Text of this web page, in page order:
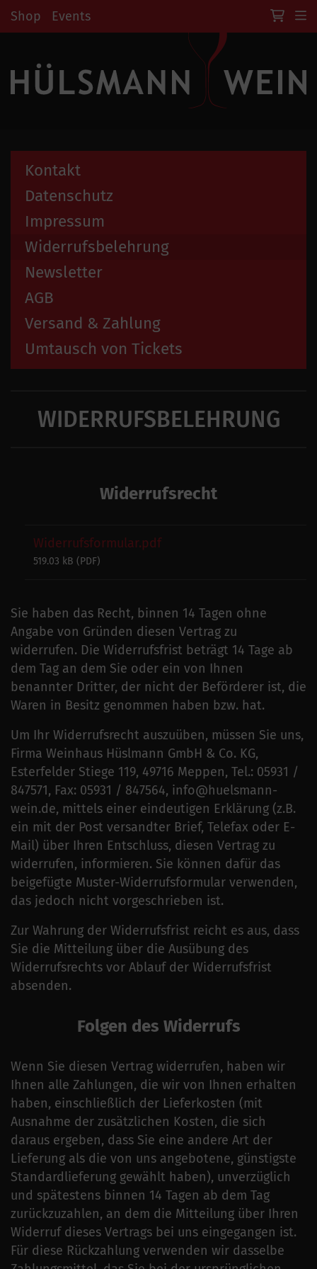
Shop Events
Kontakt
Datenschutz
Impressum
Widerrufsbelehrung
Newsletter
AGB
Versand & Zahlung
Umtausch von Tickets
WIDERRUFSBELEHRUNG
Widerrufsrecht
Widerrufsformular.pdf
519.03 kB (PDF)
Sie haben das Recht, binnen 14 Tagen ohne
Angabe von Gründen diesen Vertrag zu
widerrufen. Die Widerrufsfrist beträgt 14 Tage ab
dem Tag an dem Sie oder ein von Ihnen
benannter Dritter, der nicht der Beförderer ist, die
Waren in Besitz genommen haben bzw. hat.
Um Ihr Widerrufsrecht auszuüben, müssen Sie uns,
Firma Weinhaus Hüslmann GmbH & Co. KG,
Esterfelder Stiege 119, 49716 Meppen, Tel.: 05931 /
847571, Fax: 05931 / 847564, info@huelsmann-
wein.de, mittels einer eindeutigen Erklärung (z.B.
ein mit der Post versandter Brief, Telefax oder E-
Mail) über Ihren Entschluss, diesen Vertrag zu
widerrufen, informieren. Sie können dafür das
beigefügte Muster-Widerrufsformular verwenden,
das jedoch nicht vorgeschrieben ist.
Zur Wahrung der Widerrufsfrist reicht es aus, dass
Sie die Mitteilung über die Ausübung des
Widerrufsrechts vor Ablauf der Widerrufsfrist
absenden.
Folgen des Widerrufs
Wenn Sie diesen Vertrag widerrufen, haben wir
Ihnen alle Zahlungen, die wir von Ihnen erhalten
haben, einschließlich der Lieferkosten (mit
Ausnahme der zusätzlichen Kosten, die sich
daraus ergeben, dass Sie eine andere Art der
Lieferung als die von uns angebotene, günstigste
Standardlieferung gewählt haben), unverzüglich
und spätestens binnen 14 Tagen ab dem Tag
zurückzuzahlen, an dem die Mitteilung über Ihren
Widerruf dieses Vertrags bei uns eingegangen ist.
Für diese Rückzahlung verwenden wir dasselbe